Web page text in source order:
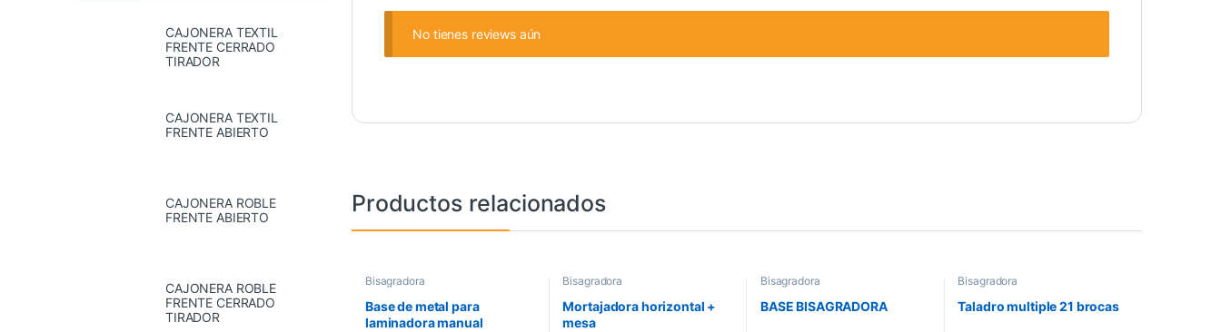
No tienes reviews aún
Productos relacionados
Bisagradora
Base de metal para
laminadora manual
Bisagradora
Mortajadora horizontal +
mesa
Bisagradora
BASE BISAGRADORA
Bisagradora
Taladro multiple 21 brocas
CAJONERA TEXTIL
FRENTE CERRADO
TIRADOR
CAJONERA TEXTIL
FRENTE ABIERTO
CAJONERA ROBLE
FRENTE ABIERTO
CAJONERA ROBLE
FRENTE CERRADO
TIRADOR